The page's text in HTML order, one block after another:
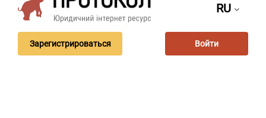
RU
Зарегистрироваться Войти